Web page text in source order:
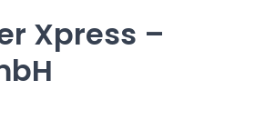
Xpress –